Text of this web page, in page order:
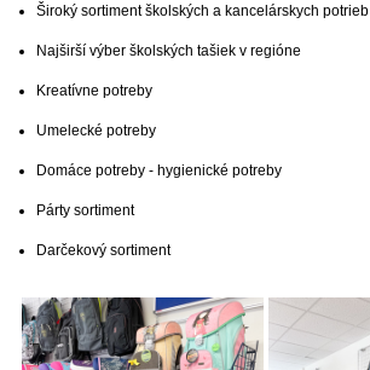
Široký sortiment školských a kancelárskych potrieb
Najširší výber školských tašiek v regióne
Kreatívne potreby
Umelecké potreby
Domáce potreby - hygienické potreby
Párty sortiment
Darčekový sortiment